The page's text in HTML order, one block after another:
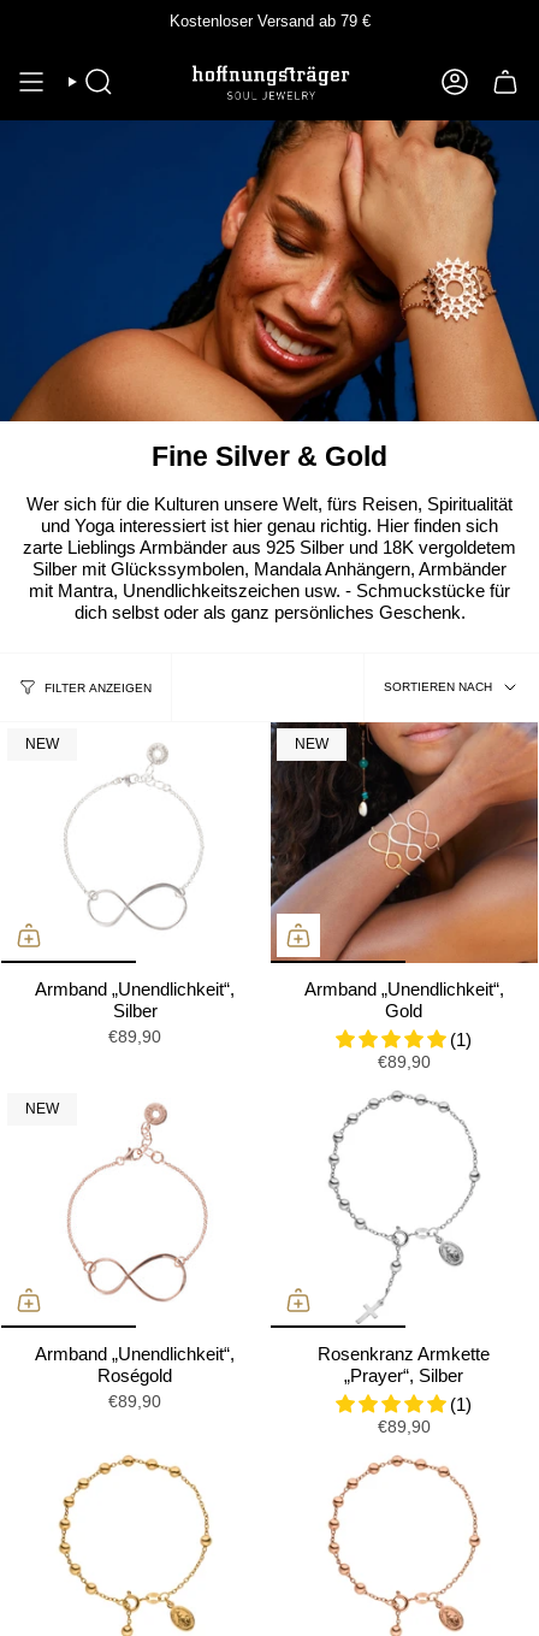
Kostenloser Versand ab 79 €
SUCHE KONTO
Fine Silver & Gold
Wer sich für die Kulturen unsere Welt, fürs Reisen, Spiritualität
und Yoga interessiert ist hier genau richtig. Hier finden sich
zarte Lieblings Armbänder aus 925 Silber und 18K vergoldetem
Silber mit Glückssymbolen, Mandala Anhängern, Armbänder
mit Mantra, Unendlichkeitszeichen usw. - Schmuckstücke für
dich selbst oder als ganz persönliches Geschenk.
FILTER ANZEIGEN
Sortieren
nach
SORTIEREN NACH
NEW
Armband „Unendlichkeit“,
Silber
€89,90
NEW
Armband „Unendlichkeit“,
Gold
(1)
€89,90
NEW
Armband „Unendlichkeit“,
Roségold
€89,90
Rosenkranz Armkette
„Prayer“, Silber
(1)
€89,90